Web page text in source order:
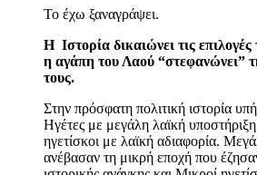
Το έχω ξαναγράψει.
Η Ιστορία δικαιώνει τις
η αγάπη του Λαού “στεφανώνει”
τους.
Στην πρόσφατη πολιτική ιστορία
Ηγέτες με μεγάλη λαϊκή
ηγετίσκοι με λαϊκή αδιαφορία.
ανέβασαν τη μικρή εποχή που